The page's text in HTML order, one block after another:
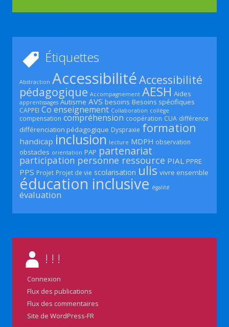
Étiquettes
Abstraction AccessibilitéAccessibilité
pédagogique Accompagnement AESH Aides
apprentissages Autisme AVS besoins Besoins spécifiques
CAPPEI Co enseignement Collaboration collège
compensation compréhension coopération CUA différence
différenciation pédagogique Dyspraxie formation
handicap inclusion lecture MDPH observation
obstacles orientation PAP partenariat
participation personne ressource PIAL PPRE
PPS Projet Projet de vie scolarisation ulis vivre ensemble
éducation inclusive égalité
évaluation
! ! !
Connexion
Flux des publications
Flux des commentaires
Site de WordPress-FR